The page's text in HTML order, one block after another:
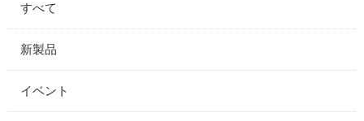
すべて
新製品
イベント